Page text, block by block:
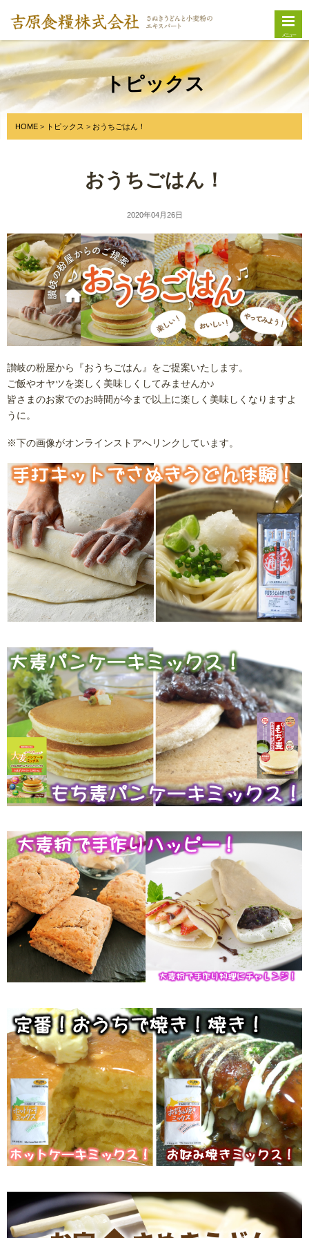
メニュー
トピックス
HOME トピックス おうちごはん！
おうちごはん！
2020年04月26日
讃岐の粉屋から『おうちごはん』をご提案いたします。
ご飯やオヤツを楽しく美味しくしてみませんか♪
皆さまのお家でのお時間が今まで以上に楽しく美味しくなりますよ
うに。
※下の画像がオンラインストアへリンクしています。